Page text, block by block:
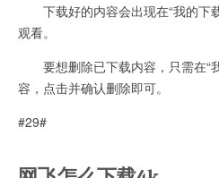
下载好的内容会出现在“我的下
观看。
要想删除已下载内容，只需在“
容，点击并确认删除即可。
#29#